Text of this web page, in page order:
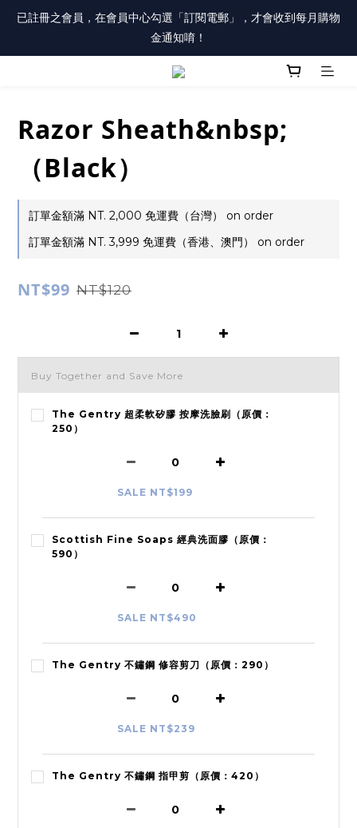
註冊會員「送100元購物金」，同時勾選「接收優惠通知」，還有
每月購物金唷！
已註冊之會員，在會員中心勾選「訂閱電郵」，才會收到每月購物
金通知唷！
註冊會員「送100元購物金」，同時勾選「接收優惠通知」，還有
Razor Sheath&nbsp;
（Black）
訂單金額滿 NT. 2,000 免運費（台灣） on order
訂單金額滿 NT. 3,999 免運費（香港、澳門） on order
NT$99 NT$120
Buy Together and Save More
The Gentry 超柔軟矽膠 按摩洗臉刷（原價：
250）
SALE NT$199
Scottish Fine Soaps 經典洗面膠（原價：
590）
SALE NT$490
The Gentry 不鏽鋼 修容剪刀（原價：290）
SALE NT$239
The Gentry 不鏽鋼 指甲剪（原價：420）